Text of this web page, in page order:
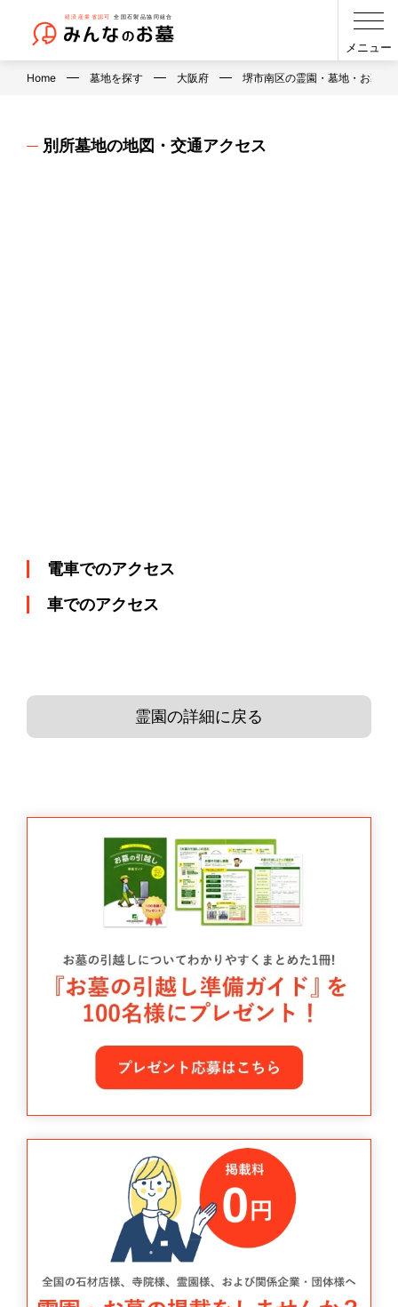
メニュー
Home 墓地を探す 大阪府 堺市南区の霊園・墓地・お墓
別所墓地の地図・交通アクセス
電車でのアクセス
車でのアクセス
霊園の詳細に戻る